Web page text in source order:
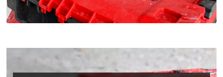
Wir benötigen deine Zustimmung, um
This content is not permitted to load due
to trackers that are not disclosed to the
visitor. The website owner needs to setup